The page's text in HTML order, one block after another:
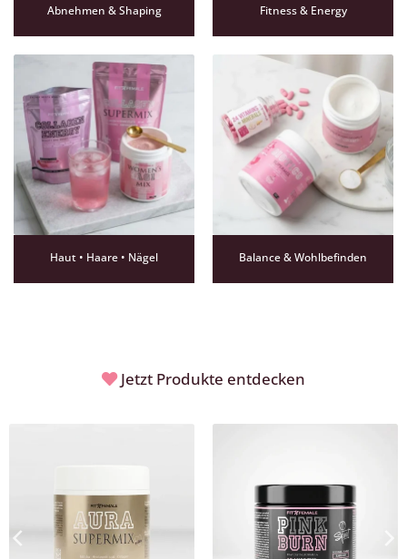
Abnehmen & Shaping Fitness & Energy
Haut • Haare • Nägel Balance & Wohlbefinden
Jetzt Produkte entdecken